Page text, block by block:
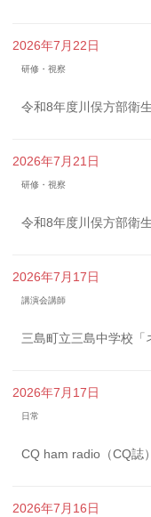
2026年7月22日
研修・視察
令和8年度川俣方部衛
2026年7月21日
研修・視察
令和8年度川俣方部衛
2026年7月17日
講演会講師
三島町立三島中学校「
2026年7月17日
日常
CQ ham radio（CQ誌
2026年7月16日